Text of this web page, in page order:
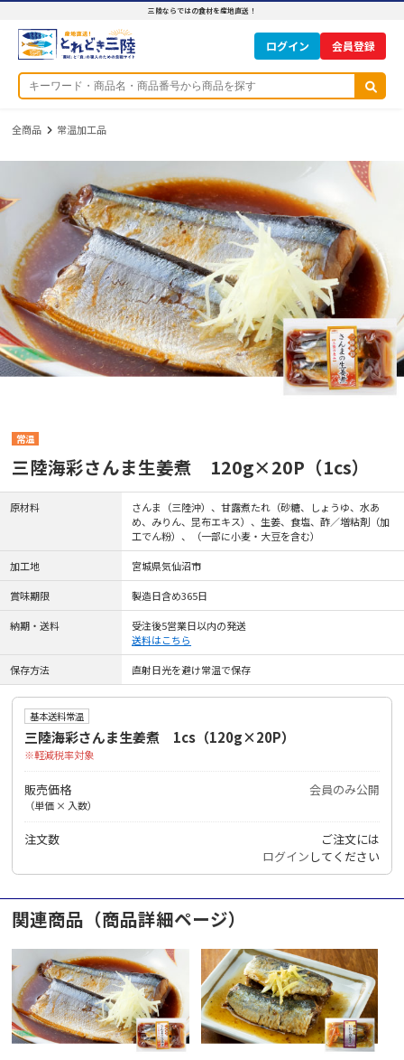
三陸ならではの食材を産地直送！
ログイン
全商品 常温加工品
常温
三陸海彩さんま生姜煮 120g×20P（1cs）
原材料
さんま（三陸沖）、甘露煮たれ（砂糖、しょうゆ、水あ
め、みりん、昆布エキス）、生姜、食塩、酢／増粘剤（加
工でん粉）、（一部に小麦・大豆を含む）
加工地 宮城県気仙沼市
賞味期限 製造日含め365日
納期・送料
受注後5営業日以内の発送
送料はこちら
保存方法 直射日光を避け常温で保存
基本送料常温
三陸海彩さんま生姜煮 1cs（120g×20P）
軽減税率対象
販売価格
（単価 × 入数）
会員のみ公開
注文数
ご注文には
ログイン してください
関連商品（商品詳細ページ）